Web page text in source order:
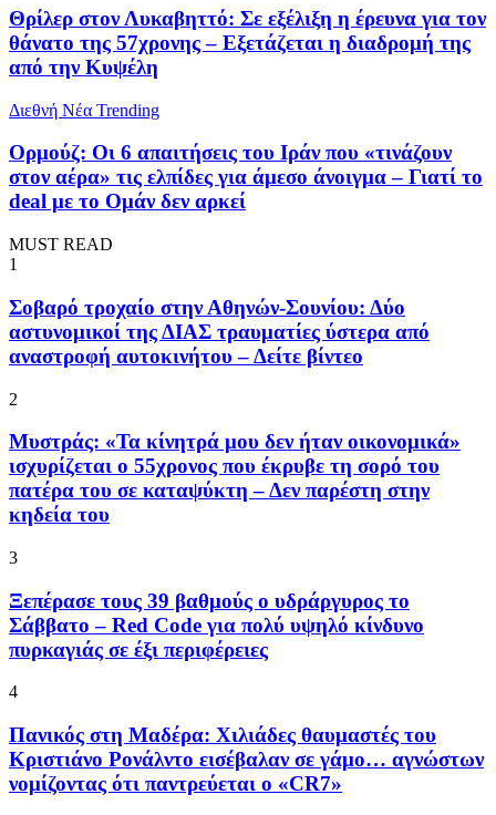
Θρίλερ στον Λυκαβηττό: Σε εξέλιξη η έρευνα για τον
θάνατο της 57χρονης – Εξετάζεται η διαδρομή της
από την Κυψέλη
Διεθνή Νέα Trending
Ορμούζ: Οι 6 απαιτήσεις του Ιράν που «τινάζουν
στον αέρα» τις ελπίδες για άμεσο άνοιγμα – Γιατί το
deal με το Ομάν δεν αρκεί
MUST READ
1
Σοβαρό τροχαίο στην Αθηνών-Σουνίου: Δύο
αστυνομικοί της ΔΙΑΣ τραυματίες ύστερα από
αναστροφή αυτοκινήτου – Δείτε βίντεο
2
Μυστράς: «Τα κίνητρά μου δεν ήταν οικονομικά»
ισχυρίζεται ο 55χρονος που έκρυβε τη σορό του
πατέρα του σε καταψύκτη – Δεν παρέστη στην
κηδεία του
3
Ξεπέρασε τους 39 βαθμούς ο υδράργυρος το
Σάββατο – Red Code για πολύ υψηλό κίνδυνο
πυρκαγιάς σε έξι περιφέρειες
4
Πανικός στη Μαδέρα: Χιλιάδες θαυμαστές του
Κριστιάνο Ρονάλντο εισέβαλαν σε γάμο… αγνώστων
νομίζοντας ότι παντρεύεται ο «CR7»